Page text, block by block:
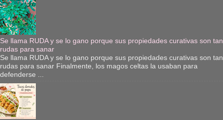
Se llama RUDA y se lo gano porque sus propiedades curativas son tan
rudas para sanar
Se llama RUDA y se lo gano porque sus propiedades curativas son tan
rudas para sanar Finalmente, los magos celtas la usaban para
defenderse ...